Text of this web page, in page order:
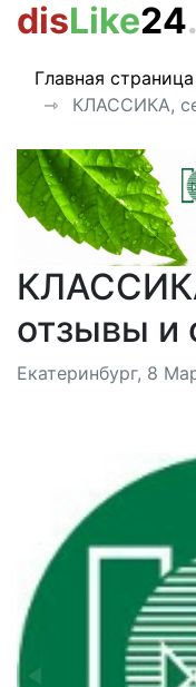
disLike24
Главная страница
КЛАССИКА,
отзывы и
Екатеринбург, 8